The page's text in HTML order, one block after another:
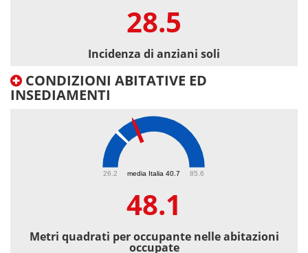
28.5
Incidenza di anziani soli
CONDIZIONI ABITATIVE ED
INSEDIAMENTI
media Italia 40.7
26.2 85.6
48.1
Metri quadrati per occupante nelle abitazioni
occupate